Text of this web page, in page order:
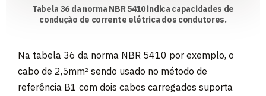
Tabela 36 da norma NBR 5410 indica capacidades de
condução de corrente elétrica dos condutores.
Na tabela 36 da norma NBR 5410 por exemplo, o
cabo de 2,5mm² sendo usado no método de
referência B1 com dois cabos carregados suporta